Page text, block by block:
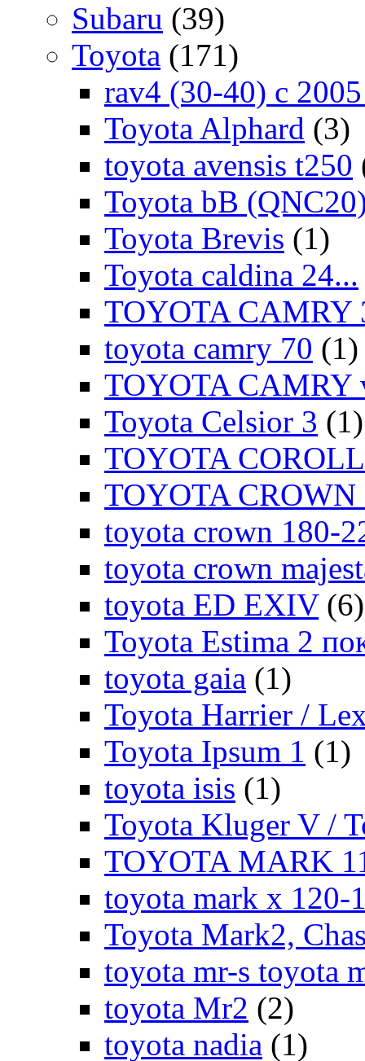
Subaru (39)
Toyota (171)
rav4 (30-40) c
Toyota Alphard (3)
toyota avensis t250
Toyota bB
Toyota Brevis (1)
Toyota caldina 24...
TOYOTA CAMRY
toyota camry 70 (1)
TOYOTA CAMRY
Toyota Celsior 3 (1)
TOYOTA
TOYOTA CROWN
toyota crown 180-
toyota crown
toyota ED EXIV (6)
Toyota Estima 2
toyota gaia (1)
Toyota Harrier /
Toyota Ipsum 1 (1)
toyota isis (1)
Toyota Kluger V /
TOYOTA MARK
toyota mark x 120-
Toyota Mark2,
toyota mr-s toyota
toyota Mr2 (2)
toyota nadia (1)